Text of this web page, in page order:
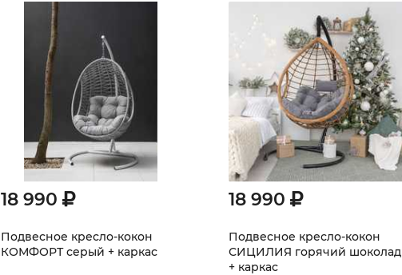
18 990
Подвесное кресло-кокон
КОМФОРТ серый + каркас
18 990
Подвесное кресло-кокон
СИЦИЛИЯ горячий шоколад
+ каркас